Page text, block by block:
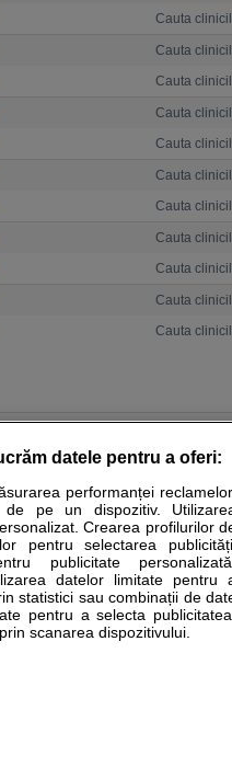
Cauta
Cauta
Cauta
Cauta
Cauta
Cauta
Cauta
Cauta
Cauta
Cauta
Cauta
Stiri medicale
Ele nu pot substitui
consultati fie medicul Dvs., fie
datele pentru a oferi:
performanței reclamelor.
de pe un dispozitiv.
Crearea profilurilor
pentru selectarea
publicitate personalizată.
datelor limitate pentru
statistici sau combinații de
pentru a selecta publicitatea.
scanarea dispozitivului.